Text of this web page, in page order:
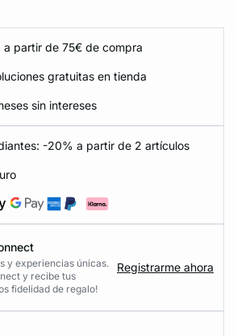
a partir de 75€ de compra
gratuitas en tienda
sin intereses
-20% a partir de 2 artículos
y experiencias únicas.
y recibe tus
fidelidad de regalo!
Registrarme ahora